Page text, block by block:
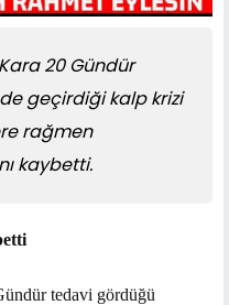
20 Gündür
geçirdiği kalp krizi
rağmen
kaybetti.
tedavi gördüğü